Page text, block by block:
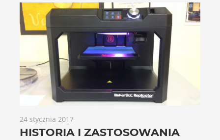
24 stycznia 2017
HISTORIA I ZASTOSOWANIA